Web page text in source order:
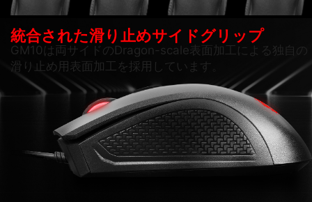
統合された滑り止めサイドグリップ
GM10は両サイドのDragon-scale表面加工による独自の
滑り止め用表面加工を採用しています。